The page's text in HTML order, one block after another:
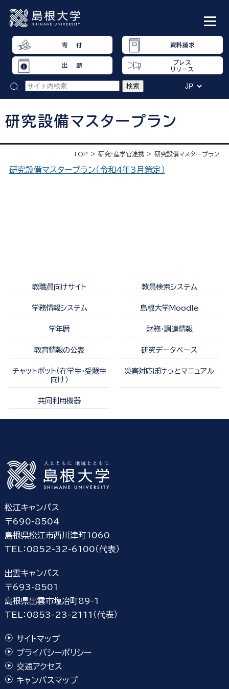
寄 付 資料請求
出 願
プレス
リリース
研究設備マスタープラン
TOP 研究・産学官連携 研究設備マスタープラン
研究設備マスタープラン（令和4年3月策定）
教職員向けサイト 教員検索システム
学務情報システム 島根大学Moodle
学年暦 財務・調達情報
教育情報の公表 研究データベース
チャットボット（在学生・受験生
向け）
災害対応ぽけっとマニュアル
共同利用機器
松江キャンパス
〒690-8504
島根県松江市西川津町1060
TEL：0852-32-6100（代表）
出雲キャンパス
〒693-8501
島根県出雲市塩冶町89-1
TEL：0853-23-2111（代表）
サイトマップ
プライバシーポリシー
交通アクセス
キャンパスマップ